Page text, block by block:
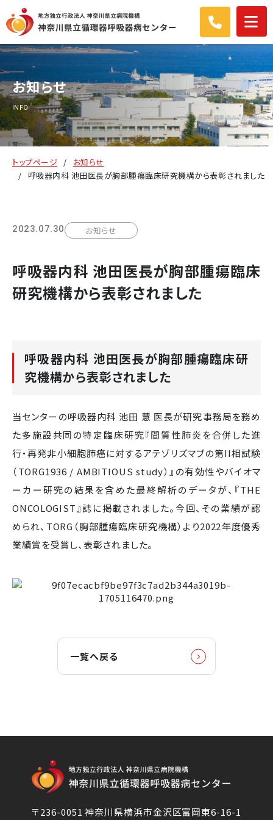
お知らせ
INFO
トップページ
お知らせ
呼吸器内科 池田医長が胸部腫瘍臨床研究機構から表彰されました
2023.07.30 お知らせ
呼吸器内科 池田医長が胸部腫瘍臨床
研究機構から表彰されました
呼吸器内科 池田医長が胸部腫瘍臨床研
究機構から表彰されました
当センターの呼吸器内科 池田 慧 医長が研究事務局を務め
た多施設共同の特定臨床研究『間質性肺炎を合併した進
行・再発非小細胞肺癌に対するアテゾリズマブの第II相試験
（TORG1936 / AMBITIOUS study）』の有効性やバイオマ
ーカー研究の結果を含めた最終解析のデータが、『THE
ONCOLOGIST』誌に掲載されました。今回、その業績が認
められ、TORG（胸部腫瘍臨床研究機構）より2022年度優秀
業績賞を受賞し、表彰されました。
一覧へ戻る
〒236-0051 神奈川県横浜市金沢区富岡東6-16-1